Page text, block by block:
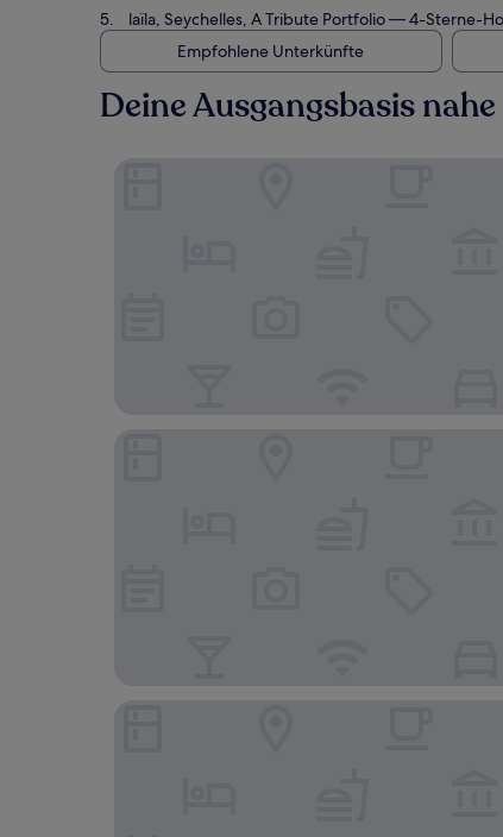
laïla, Seychelles, A Tribute Portfolio— 4-Sterne-
Empfohlene Unterkünfte
Deine Ausgangsbasis